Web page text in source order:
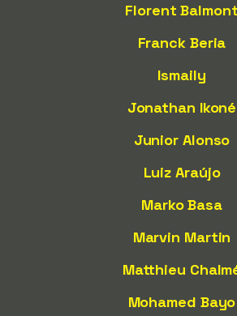
Florent Balmont
Franck Beria
Ismaily
Jonathan Ikoné
Junior Alonso
Luiz Araújo
Marko Basa
Marvin Martin
Matthieu
Mohamed Bayo